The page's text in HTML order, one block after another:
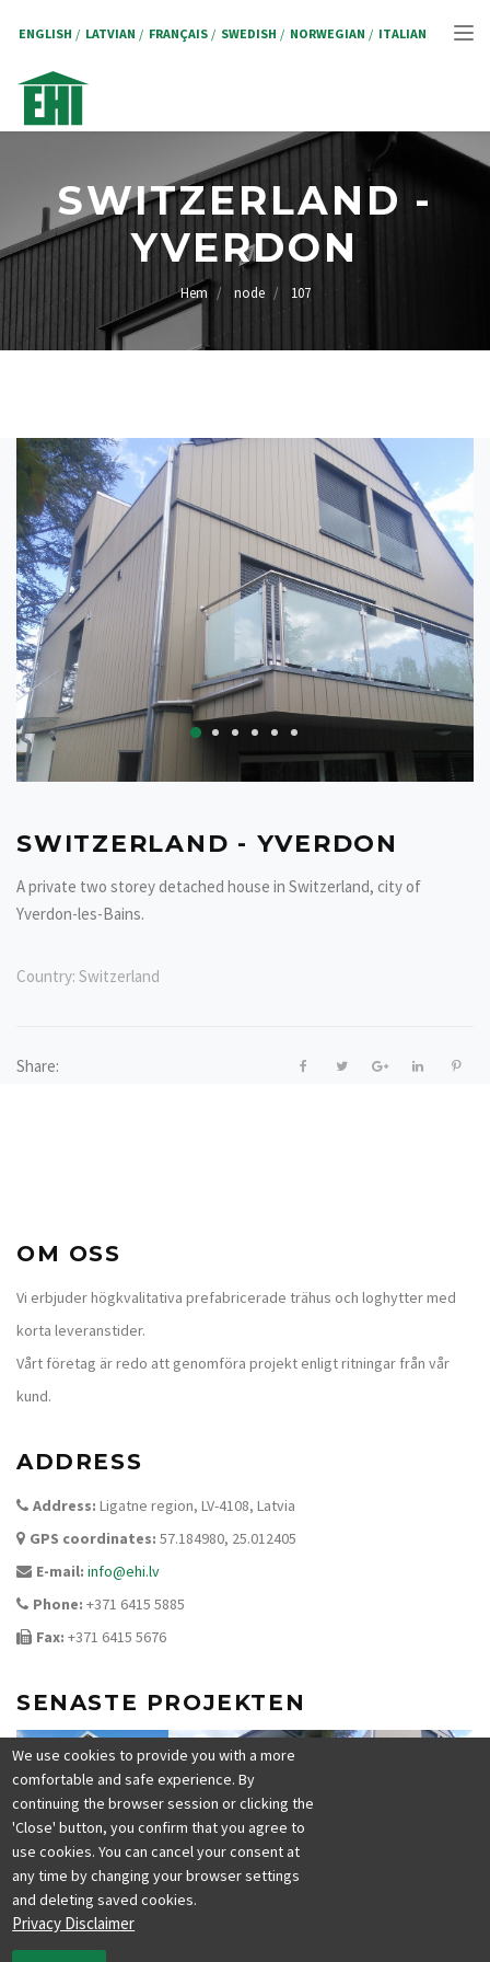
ENGLISH LATVIAN FRANÇAIS SWEDISH NORWEGIAN ITALIAN
SWITZERLAND -
YVERDON
LÄNKSTIG Hem node 107
SWITZERLAND - YVERDON
A private two storey detached house in Switzerland, city of
Yverdon-les-Bains.
Country: Switzerland
Share:
OM OSS
Vi erbjuder högkvalitativa prefabricerade trähus och loghytter med
korta leveranstider.
Vårt företag är redo att genomföra projekt enligt ritningar från vår
kund.
ADDRESS
Address: Ligatne region, LV-4108, Latvia
GPS coordinates: 57.184980, 25.012405
E-mail: info@ehi.lv
Phone: +371 6415 5885
Fax: +371 6415 5676
SENASTE PROJEKTEN
We use cookies to provide you with a more
comfortable and safe experience. By
continuing the browser session or clicking the
'Close' button, you confirm that you agree to
use cookies. You can cancel your consent at
any time by changing your browser settings
and deleting saved cookies.
Privacy Disclaimer